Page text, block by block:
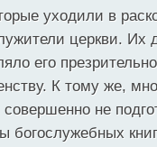
уходили в
церкви. Их
его
К тому же,
не
богослужебных